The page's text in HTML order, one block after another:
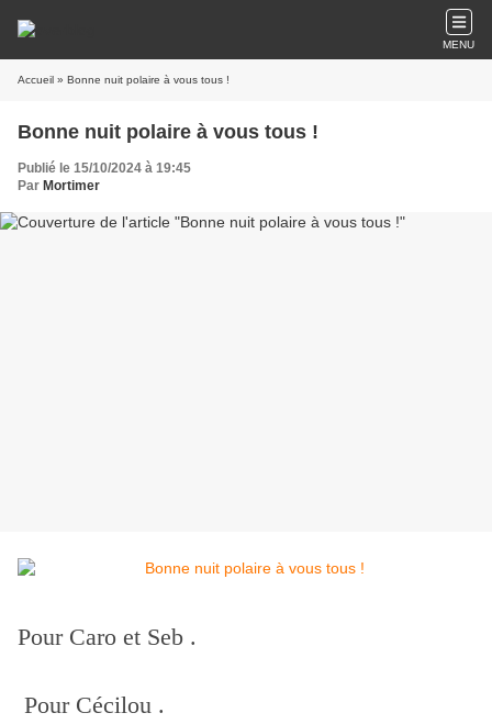
MENU
Accueil » Bonne nuit polaire à vous tous !
Bonne nuit polaire à vous tous !
Publié le 15/10/2024 à 19:45
Par Mortimer
Pour Caro et Seb .
Pour Cécilou .